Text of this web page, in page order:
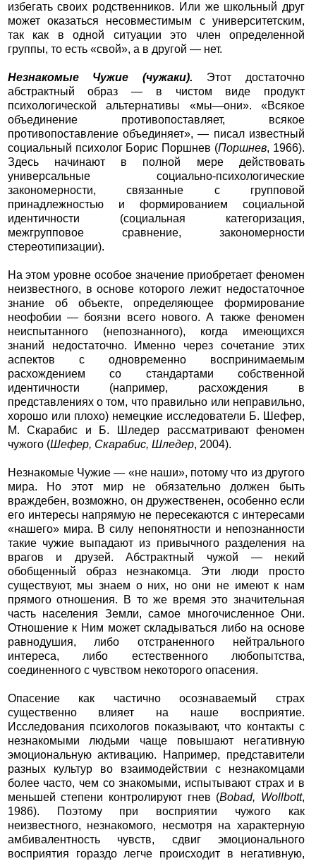
избегать своих родственников. Или же школьный друг
может оказаться несовместимым с университетским,
так как в одной ситуации это член определенной
группы, то есть «свой», а в другой — нет.
Незнакомые Чужие (чужаки). Этот достаточно
абстрактный образ — в чистом виде продукт
психологической альтернативы «мы—они». «Всякое
объединение противопоставляет, всякое
противопоставление объединяет», — писал известный
социальный психолог Борис Поршнев (Поршнев, 1966).
Здесь начинают в полной мере действовать
универсальные социально-психологические
закономерности, связанные с групповой
принадлежностью и формированием социальной
идентичности (социальная категоризация,
межгрупповое сравнение, закономерности
стереотипизации).
На этом уровне особое значение приобретает феномен
неизвестного, в основе которого лежит недостаточное
знание об объекте, определяющее формирование
неофобии — боязни всего нового. А также феномен
неиспытанного (непознанного), когда имеющихся
знаний недостаточно. Именно через сочетание этих
аспектов с одновременно воспринимаемым
расхождением со стандартами собственной
идентичности (например, расхождения в
представлениях о том, что правильно или неправильно,
хорошо или плохо) немецкие исследователи Б. Шефер,
М. Скарабис и Б. Шледер рассматривают феномен
чужого (Шефер, Скарабис, Шледер, 2004).
Незнакомые Чужие — «не наши», потому что из другого
мира. Но этот мир не обязательно должен быть
враждебен, возможно, он дружественен, особенно если
его интересы напрямую не пересекаются с интересами
«нашего» мира. В силу непонятности и непознанности
такие чужие выпадают из привычного разделения на
врагов и друзей. Абстрактный чужой — некий
обобщенный образ незнакомца. Эти люди просто
существуют, мы знаем о них, но они не имеют к нам
прямого отношения. В то же время это значительная
часть населения Земли, самое многочисленное Они.
Отношение к Ним может складываться либо на основе
равнодушия, либо отстраненного нейтрального
интереса, либо естественного любопытства,
соединенного с чувством некоторого опасения.
Опасение как частично осознаваемый страх
существенно влияет на наше восприятие.
Исследования психологов показывают, что контакты с
незнакомыми людьми чаще повышают негативную
эмоциональную активацию. Например, представители
разных культур во взаимодействии с незнакомцами
более часто, чем со знакомыми, испытывают страх и в
меньшей степени контролируют гнев (Bobad, Wollbott,
1986). Поэтому при восприятии чужого как
неизвестного, незнакомого, несмотря на характерную
амбивалентность чувств, сдвиг эмоционального
восприятия гораздо легче происходит в негативную,